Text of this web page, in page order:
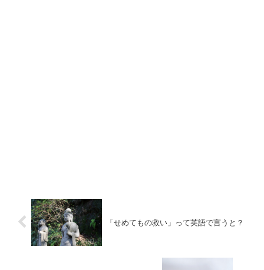
「せめてもの救い」って英語で言うと？